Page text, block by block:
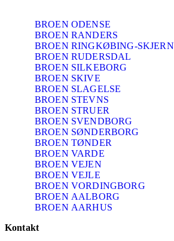
BROEN ODENSE
BROEN RANDERS
BROEN RINGKØBING-SKJERN
BROEN RUDERSDAL
BROEN SILKEBORG
BROEN SKIVE
BROEN SLAGELSE
BROEN STEVNS
BROEN STRUER
BROEN SVENDBORG
BROEN SØNDERBORG
BROEN TØNDER
BROEN VARDE
BROEN VEJEN
BROEN VEJLE
BROEN VORDINGBORG
BROEN AALBORG
BROEN AARHUS
Kontakt